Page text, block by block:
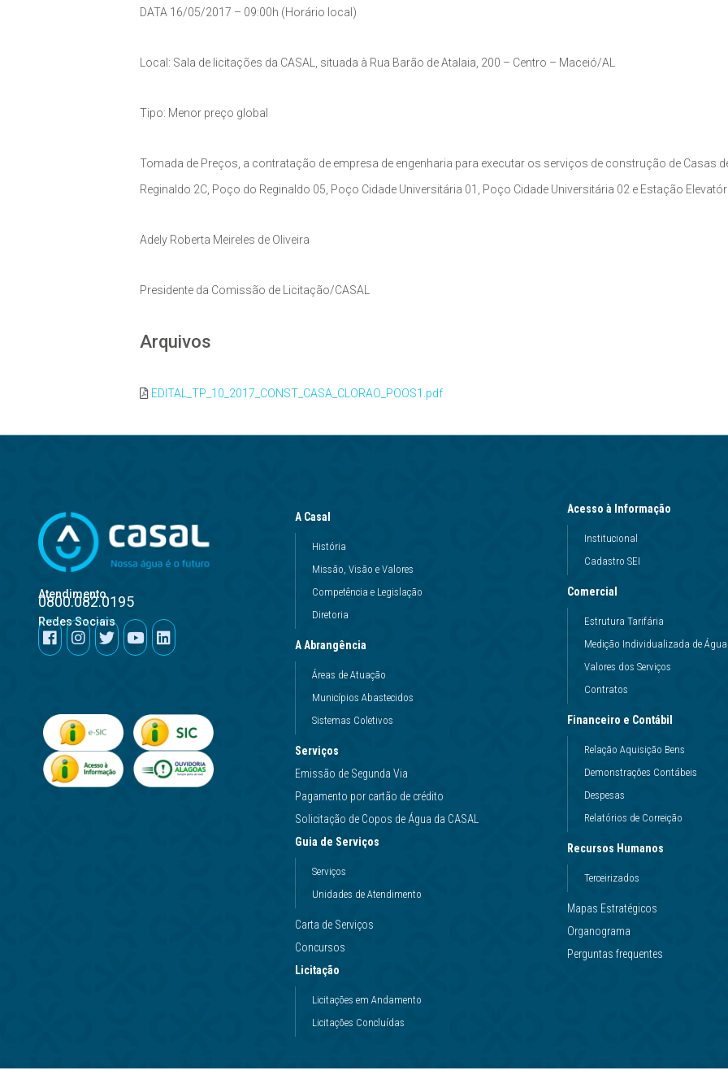
DATA 16/05/2017 – 09:00h (Horário local)
Local: Sala de licitações da CASAL, situada à Rua Barão de Atalaia, 200 – Centro – Maceió/AL
Tipo: Menor preço global
Tomada de Preços, a contratação de empresa de engenharia para executar os serviços de construção de Casas
Reginaldo 2C, Poço do Reginaldo 05, Poço Cidade Universitária 01, Poço Cidade Universitária 02 e Estação
Adely Roberta Meireles de Oliveira
Presidente da Comissão de Licitação/CASAL
Arquivos
EDITAL_TP_10_2017_CONST_CASA_CLORAO_POOS1.pdf
Atendimento
0800.082.0195
Redes Sociais
A Casal
História
Missão, Visão e Valores
Competência e Legislação
Diretoria
A Abrangência
Áreas de Atuação
Municípios Abastecidos
Sistemas Coletivos
Serviços
Emissão de Segunda Via
Pagamento por cartão de crédito
Solicitação de Copos de Água da CASAL
Guia de Serviços
Serviços
Unidades de Atendimento
Carta de Serviços
Concursos
Licitação
Licitações em Andamento
Licitações Concluídas
Acesso à Informação
Institucional
Cadastro SEI
Comercial
Estrutura Tarifária
Medição Individualizada de Água
Valores dos Serviços
Contratos
Financeiro e Contábil
Relação Aquisição Bens
Demonstrações Contábeis
Despesas
Relatórios de Correição
Recursos Humanos
Terceirizados
Mapas Estratégicos
Organograma
Perguntas frequentes